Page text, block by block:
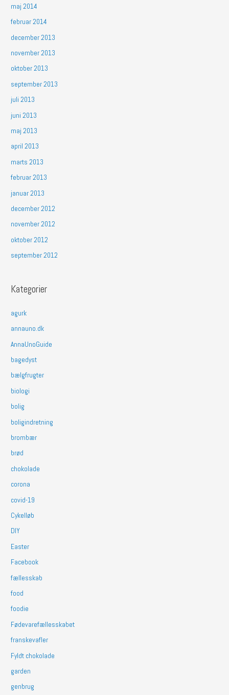
maj 2014
februar 2014
december 2013
november 2013
oktober 2013
september 2013
juli 2013
juni 2013
maj 2013
april 2013
marts 2013
februar 2013
januar 2013
december 2012
november 2012
oktober 2012
september 2012
Kategorier
agurk
annauno.dk
AnnaUnoGuide
bagedyst
bælgfrugter
biologi
bolig
boligindretning
brombær
brød
chokolade
corona
covid-19
Cykelløb
DIY
Easter
Facebook
fællesskab
food
foodie
Fødevarefællesskabet
franskevafler
Fyldt chokolade
garden
genbrug